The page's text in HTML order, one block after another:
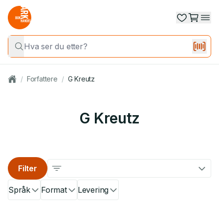
/ Forfattere / G Kreutz
G Kreutz
Språk Format Levering
Filter